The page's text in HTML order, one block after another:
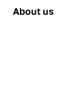
About us